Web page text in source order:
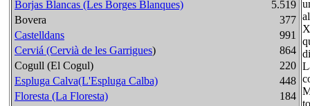
Borjas Blancas (Les Borges Blanques)
5.519
Bovera
377
Castelldans
991
Cerviá (Cervià de les Garrigues)
864
Cogull (El Cogul)
220
Espluga Calva(L'Espluga Calba)
448
Floresta (La Floresta)
184